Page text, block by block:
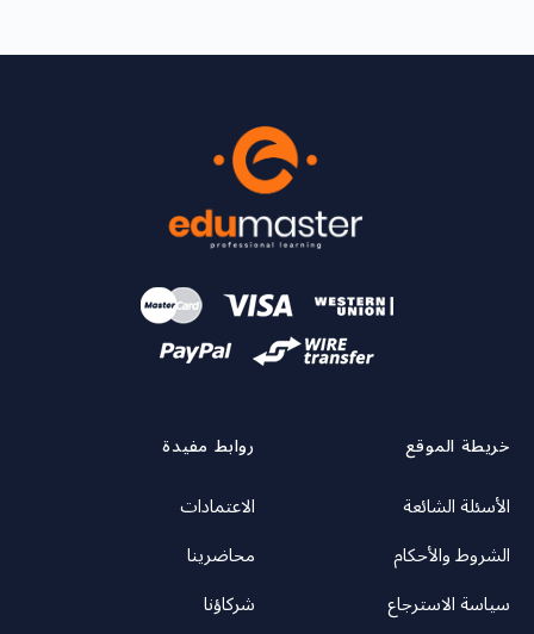
خريطة الموقع
الأسئلة الشائعة
الشروط والأحكام
سياسة الاسترجاع
روابط مفيدة
الاعتمادات
محاضرينا
شركاؤنا